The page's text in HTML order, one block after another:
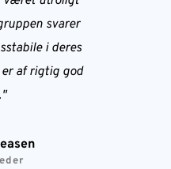
svarer
i deres
er af rigtig god